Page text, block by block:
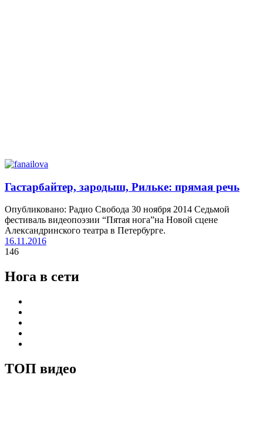
Гастарбайтер, зародыш, Рильке: прямая речь
Опубликовано: Радио Свобода 30 ноября 2014 Седьмой
фестиваль видеопоэзии “Пятая нога”на Новой сцене
Александринского театра в Петербурге.
16.11.2016
146
Нога в сети
ТОП видео